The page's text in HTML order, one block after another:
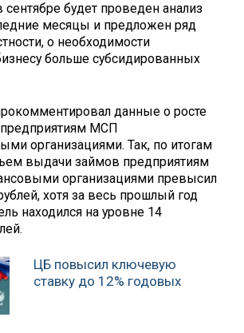
сентябре будет проведен анализ
месяцы и предложен ряд
о необходимости
больше субсидированных
данные о росте
МСП
организациями. Так, по итогам
выдачи займов предприятиям
организациями превысил
хотя за весь прошлый год
находился на уровне 14
ЦБ повысил ключевую
ставку до 12% годовых